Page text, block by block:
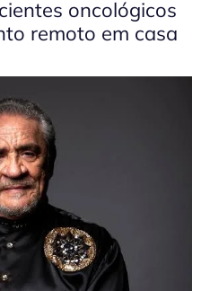
oncológicos
remoto em casa